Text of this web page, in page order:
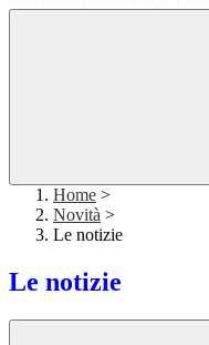
Home >
Novità >
Le notizie
Le notizie